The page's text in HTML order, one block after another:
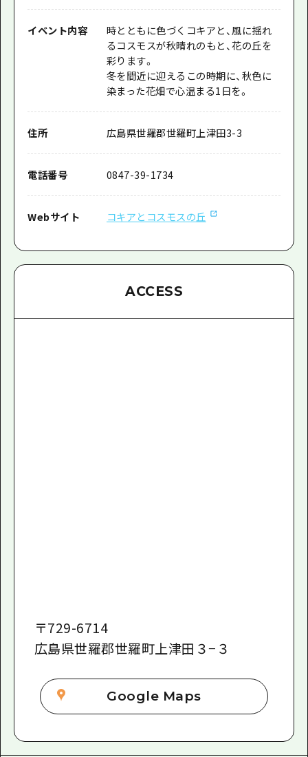
イベント内容
時とともに色づくコキアと、風に揺れ
るコスモスが秋晴れのもと、花の丘を
彩ります。
冬を間近に迎えるこの時期に、秋色に
染まった花畑で心温まる1日を。
住所 広島県世羅郡世羅町上津田3-3
電話番号 0847-39-1734
Webサイト コキアとコスモスの丘
ACCESS
〒729-6714
広島県世羅郡世羅町上津田３−３
Google Maps